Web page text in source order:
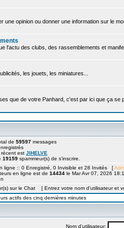
une opinion ou donner une information sur le
l'actu des clubs, des rassemblements et
les jouets, les miniatures...
que de votre Panhard, c'est par ici que ça se
de 59597 messages
est JIHELVE
19159 spammeur(s) de s'inscrire.
ligne :: 0 Enregistré, 0 Invisible et 28 Invités [
en ligne est de 14434 le Mar Avr 07, 2026
sur le Chat [ Entrez votre nom d'utilisateur et
actifs des cinq dernières minutes
Nom d'utilisateur: